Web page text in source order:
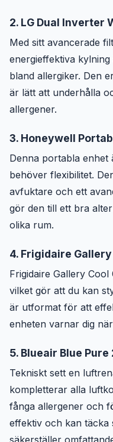
2. LG Dual Inverter
Med sitt avancerade
energieffektiva
bland allergiker. Den
är lätt att underhålla
allergener.
3. Honeywell
Denna portabla
behöver flexibilitet.
avfuktare och ett
gör den till ett bra
olika rum.
4. Frigidaire
Frigidaire Gallery
vilket gör att du kan
är utformat för att
enheten varnar dig
5. Blueair Blue Pure
Tekniskt sett en
kompletterar alla
fånga allergener och
effektiv och kan täcka
säkerställer